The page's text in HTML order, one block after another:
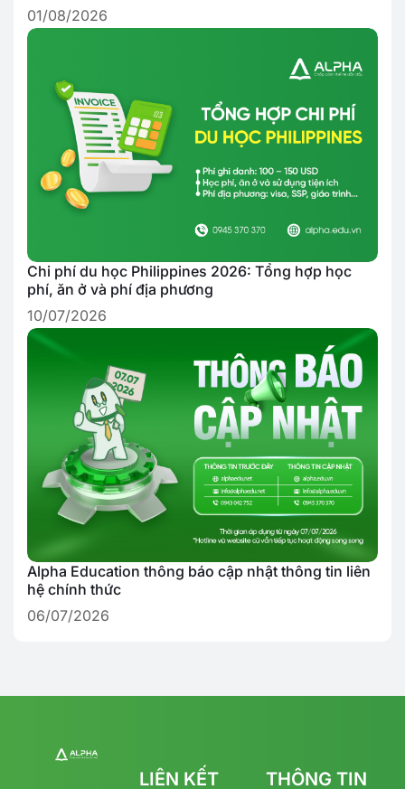
01/08/2026
Chi phí du học Philippines 2026: Tổng hợp học
phí, ăn ở và phí địa phương
10/07/2026
Alpha Education thông báo cập nhật thông tin liên
hệ chính thức
06/07/2026
LIÊN KẾT
THÔNG TIN